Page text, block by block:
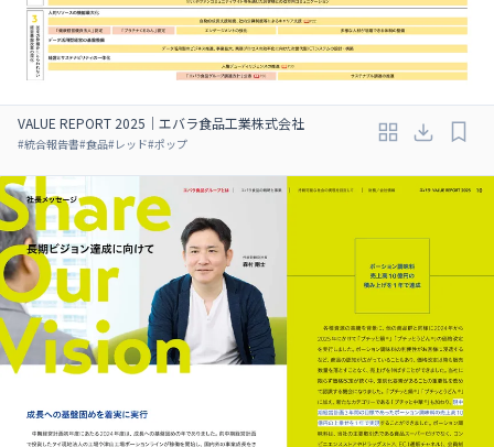
VALUE REPORT 2025｜エバラ食品工業株式会社
#統合報告書#食品#レッド#ポップ